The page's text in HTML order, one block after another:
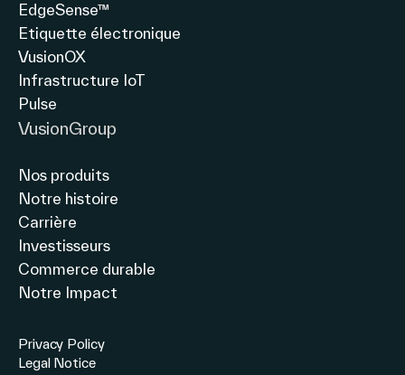
EdgeSense™
Etiquette électronique
VusionOX
Infrastructure IoT
Pulse
VusionGroup
Nos produits
Notre histoire
Carrière
Investisseurs
Commerce durable
Notre Impact
Privacy Policy
Legal Notice